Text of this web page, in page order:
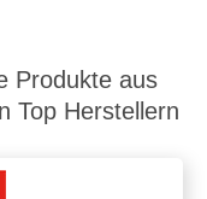
Produkte aus
Top Herstellern